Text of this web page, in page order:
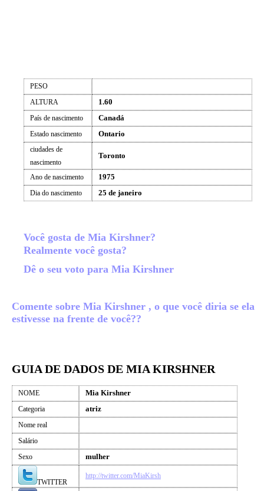
PESO
ALTURA
1.60
País de nascimento Canadá
Estado nascimento Ontario
ciudades de
nascimento
Toronto
Ano de nascimento 1975
Dia do nascimento 25 de janeiro
Você gosta de Mia Kirshner?
Realmente você gosta?
Dê o seu voto para Mia Kirshner
Comente sobre Mia Kirshner , o que você diria se ela
estivesse na frente de você??
GUIA DE DADOS DE MIA KIRSHNER
NOME Mia Kirshner
Categoria atriz
Nome real
Salário
Sexo
mulher
TWITTER
http://twitter.com/MiaKirsh